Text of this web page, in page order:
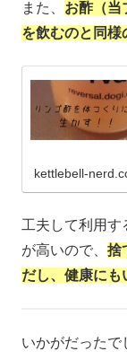
また、 お酢（当
を飲むのと同様
kettlebell-
工夫して利用す
が高いので、 捨
だし、健康にも
いかがだったで